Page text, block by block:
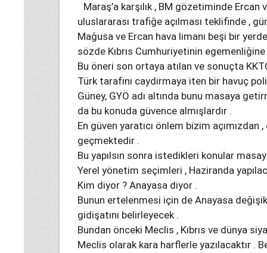
Maraş’a karşılık , BM gözetiminde Ercan
uluslararası trafiğe açılması teklifinde ,
Mağusa ve Ercan hava limanı beşi bir
sözde Kıbrıs Cumhuriyetinin
Bu öneri son ortaya atılan ve sonuçta
Türk tarafını caydırmaya iten bir havuç
Güney, GYÖ adı altında bunu masaya
da bu konuda güvence almışlardır .
En güven yaratıcı önlem bizim
geçmektedir .
Bu yapılsın sonra istedikleri konular
Yerel yönetim seçimleri , Haziranda
Kim diyor ? Anayasa diyor .
Bunun ertelenmesi için de Anayasa
gidişatını belirleyecek .
Bundan önceki Meclis , Kıbrıs ve dünya
Meclis olarak kara harflerle yazılacaktır .